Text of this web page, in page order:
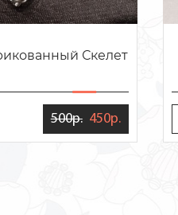
Скелет
500р. 450р.